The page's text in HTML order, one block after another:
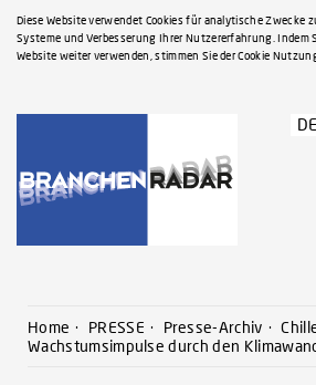
Diese Website verwendet Cookies für analytische Zwecke
Systeme und Verbesserung Ihrer Nutzererfahrung. Indem
Website weiter verwenden, stimmen Sie der Cookie
DE
Home PRESSE Presse-Archiv
Wachstumsimpulse durch den